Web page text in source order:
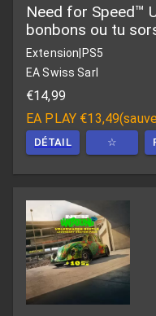
Need for Speed™
bonbons ou tu
Extension|PS5
EA Swiss Sarl
€14,99
EA PLAY €13,49(
DÉTAIL ☆